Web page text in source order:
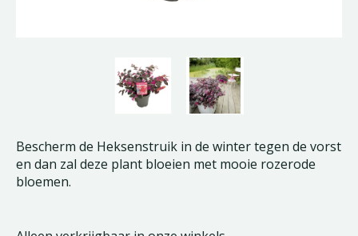
Bescherm de Heksenstruik in de winter tegen de vorst
en dan zal deze plant bloeien met mooie rozerode
bloemen.